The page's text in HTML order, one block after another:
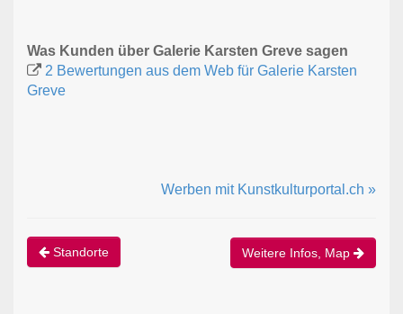
Was Kunden über Galerie Karsten Greve sagen
2 Bewertungen aus dem Web für Galerie Karsten
Greve
Werben mit Kunstkulturportal.ch »
Standorte Weitere Infos, Map